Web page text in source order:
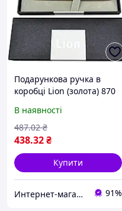
Подарункова ручка в
коробці Lion (золота) 870
В наявності
438.32₴
487.02 ₴
Купити
Интернет-магазин Восторг Онлайн - товары для различных людей! 91%